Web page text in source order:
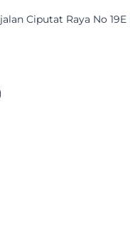
Ciputat Raya No